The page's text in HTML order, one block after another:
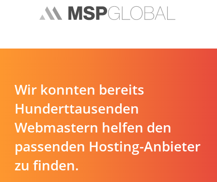
Wir konnten bereits
Hunderttausenden
Webmastern helfen den
passenden Hosting-Anbieter
zu finden.